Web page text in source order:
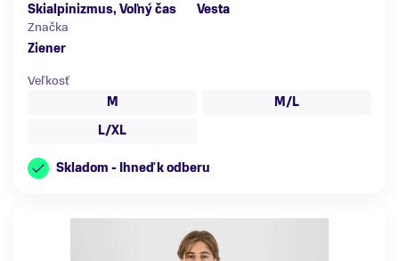
Skialpinizmus, Voľný čas
Vesta
Značka
Ziener
Veľkosť
M
M/L
L/XL
Skladom - Ihneď k odberu